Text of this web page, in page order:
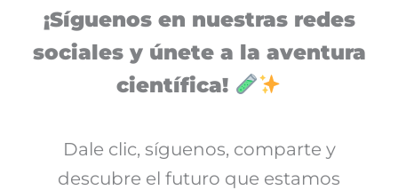
¡Síguenos en nuestras redes
sociales y únete a la aventura
científica!
Dale clic, síguenos, comparte y
descubre el futuro que estamos